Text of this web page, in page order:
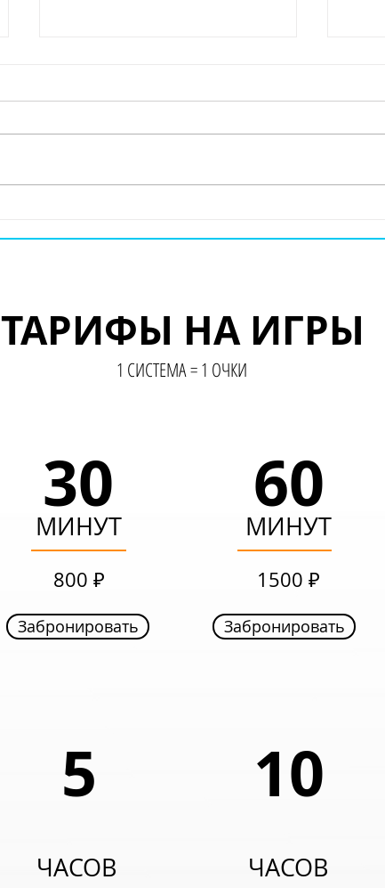
Experience
ТАРИФЫ НА ИГРЫ
1 СИСТЕМА = 1 ОЧКИ
МИНУТ
30
Забронировать
60
МИНУТ
Забронировать
ЧАСОВ
5
4500 ₽
ЧАСОВ
8
5900 ₽
ТАРИФЫ НА ИГРЫ
1 СИСТЕМА = 1 ОЧКИ
МИНУТ
30
800 ₽
Забронировать
60
МИНУТ
1500 ₽
Забронировать
5
ЧАСОВ
10
ЧАСОВ